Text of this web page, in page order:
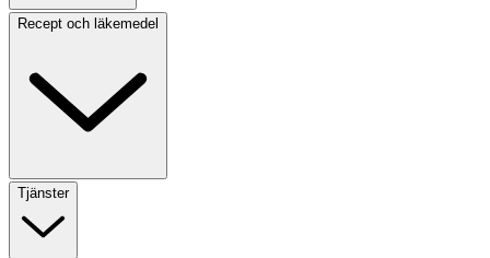
Recept och läkemedel
Tjänster